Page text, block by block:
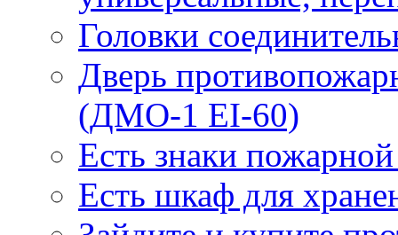
Головки
Дверь
(ДМО-1 EI-60)
Есть знаки
Есть шкаф для